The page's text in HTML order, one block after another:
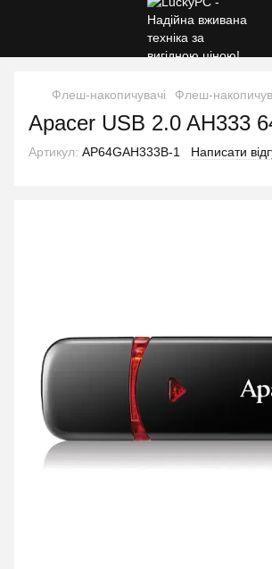
Флеш-накопичувачі Флеш-
Apacer USB 2.0 AH333
Артикул: AP64GAH333B-1 Написати